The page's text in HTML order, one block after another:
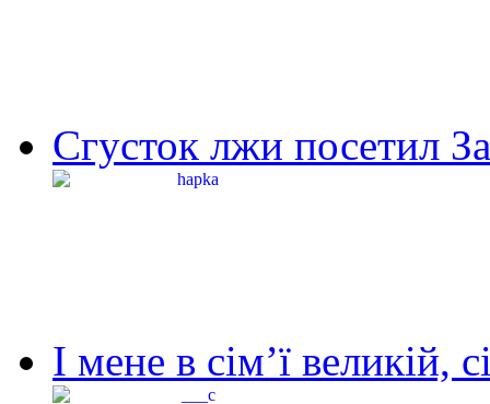
Сгусток лжи посетил
І мене в сім’ї великій,